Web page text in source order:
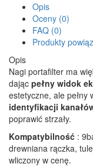
Opis
Oceny (0)
FAQ (0)
Produkty
Opis
Nagi portafilter ma
dając pełny widok
estetyczne, ale pełny
identyfikacji
poprawić strzały.
Kompatybilność :
drewniana rączka,
wliczony w cenę.